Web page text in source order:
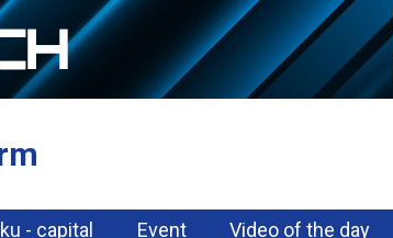
- capital Event Video of the day